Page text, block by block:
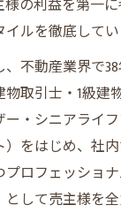
の利益を第一
ルを徹底してい
不動産業界で
取引士・1級建
・シニアライ
をはじめ、社
ロフェッショ
として売主様を